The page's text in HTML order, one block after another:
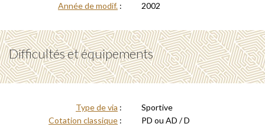
Année de modif. : 2002
Difficultés et équipements
Type de via :
Sportive
Cotation classique :
PD ou AD / D